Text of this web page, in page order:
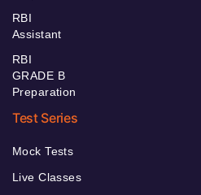
RBI
Assistant
RBI
GRADE B
Preparation
Test Series
Mock Tests
Live Classes